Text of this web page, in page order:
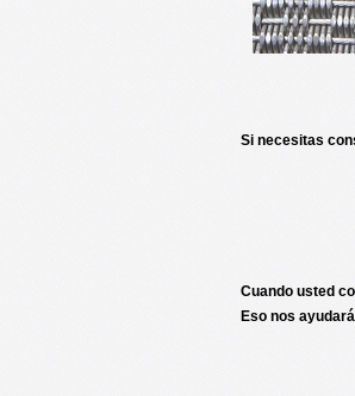
Si necesitas
Cuando usted
Eso nos